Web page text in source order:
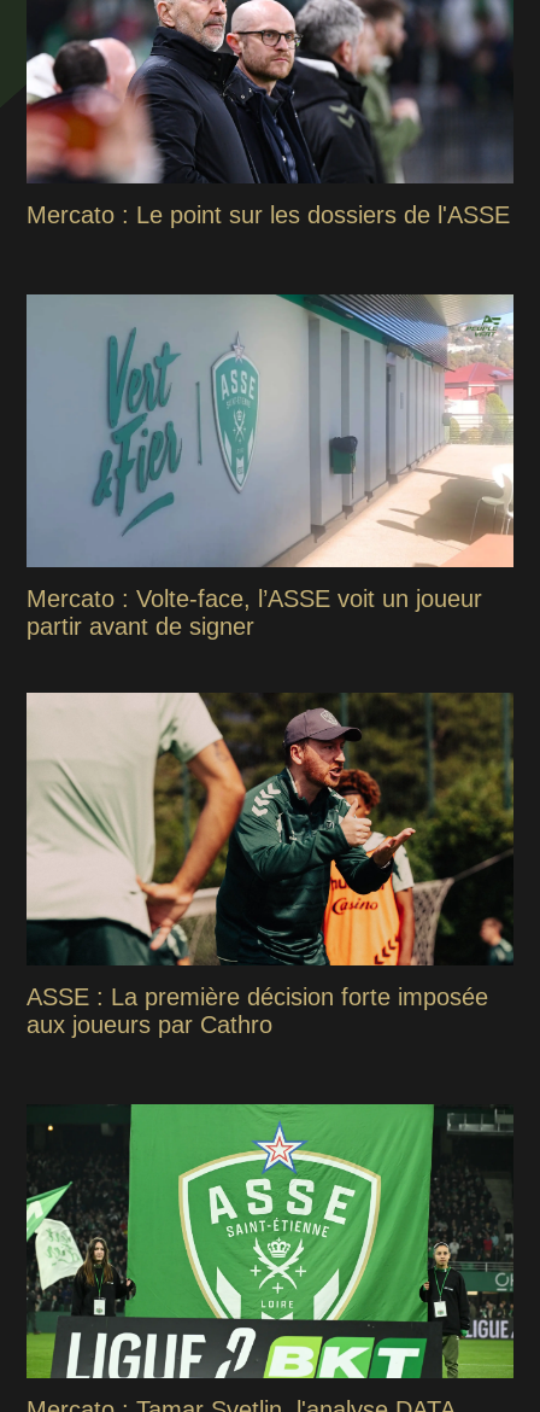
Mercato : Le point sur les dossiers de l'ASSE
Mercato : Volte-face, l’ASSE voit un joueur
partir avant de signer
ASSE : La première décision forte imposée
aux joueurs par Cathro